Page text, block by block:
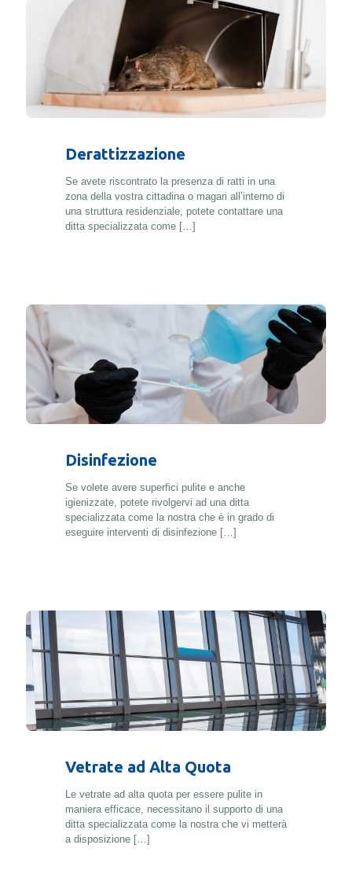
Derattizzazione
Se avete riscontrato la presenza di ratti in una
zona della vostra cittadina o magari all’interno di
una struttura residenziale, potete contattare una
ditta specializzata come […]
Disinfezione
Se volete avere superfici pulite e anche
igienizzate, potete rivolgervi ad una ditta
specializzata come la nostra che è in grado di
eseguire interventi di disinfezione […]
Vetrate ad Alta Quota
Le vetrate ad alta quota per essere pulite in
maniera efficace, necessitano il supporto di una
ditta specializzata come la nostra che vi metterà
a disposizione […]